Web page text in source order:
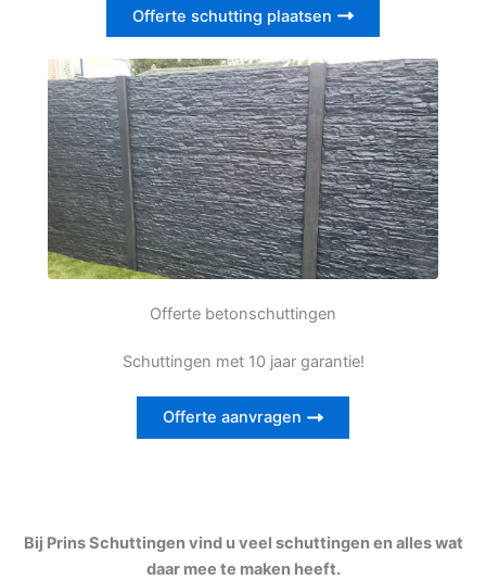
Offerte schutting plaatsen
Offerte betonschuttingen
Schuttingen met 10 jaar garantie!
Offerte aanvragen
Bij Prins Schuttingen vind u veel schuttingen en alles wat
daar mee te maken heeft.